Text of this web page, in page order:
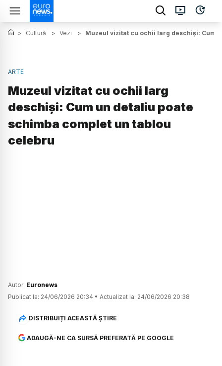
> Cultură > Vezi > Muzeul vizitat cu ochii larg deschiși: Cum
ARTE
Muzeul vizitat cu ochii larg
deschiși: Cum un detaliu poate
schimba complet un tablou
celebru
Autor: Euronews
Publicat la: 24/06/2026 20:34 • Actualizat la: 24/06/2026 20:38
DISTRIBUIȚI ACEASTĂ ȘTIRE
ADAUGĂ-NE CA SURSĂ PREFERATĂ PE GOOGLE